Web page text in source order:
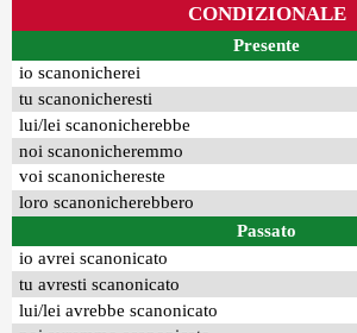
CONDIZIONALE
Presente
io scanonicherei
tu scanonicheresti
lui/lei scanonicherebbe
noi scanonicheremmo
voi scanonichereste
loro scanonicherebbero
Passato
io avrei scanonicato
tu avresti scanonicato
lui/lei avrebbe scanonicato